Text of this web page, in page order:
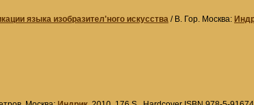
языка изобразител'ного искусства / В. Гор. Москва: